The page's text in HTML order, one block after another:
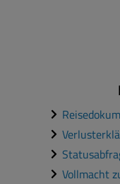
Vollmacht